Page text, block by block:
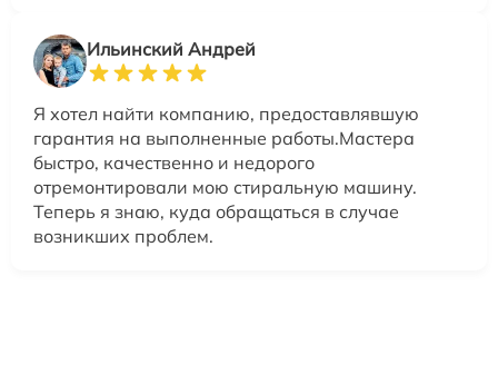
Ильинский Андрей
Я хотел найти компанию, предоставлявшую
гарантия на выполненные работы.Мастера
быстро, качественно и недорого
отремонтировали мою стиральную машину.
Теперь я знаю, куда обращаться в случае
возникших проблем.